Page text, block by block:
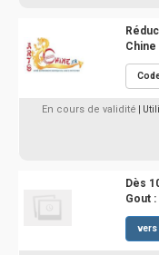
Chine
En cours de validité |
Dès
Gout
vers